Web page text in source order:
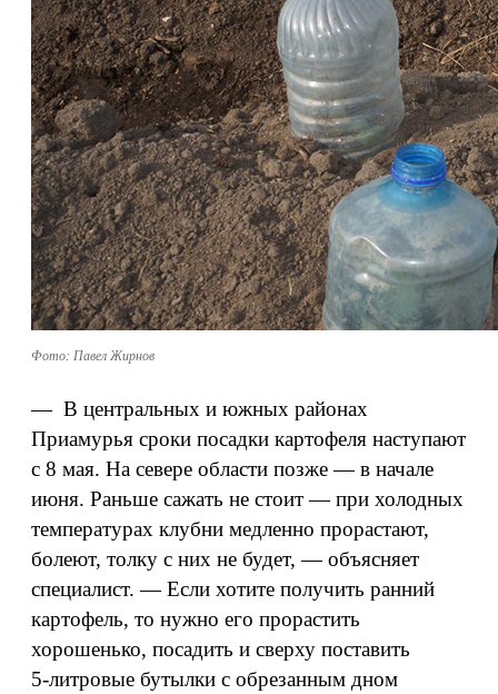
Фото: Павел Жирнов
— В центральных и южных районах
Приамурья сроки посадки картофеля наступают
с 8 мая. На севере области позже — в начале
июня. Раньше сажать не стоит — при холодных
температурах клубни медленно прорастают,
болеют, толку с них не будет, — объясняет
специалист. — Если хотите получить ранний
картофель, то нужно его прорастить
хорошенько, посадить и сверху поставить
5‑литровые бутылки с обрезанным дном